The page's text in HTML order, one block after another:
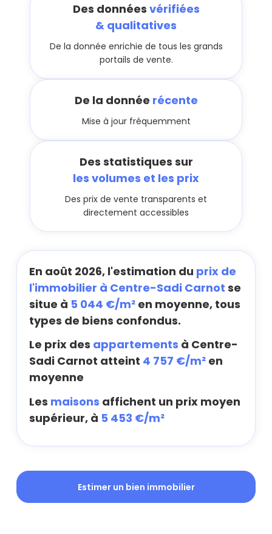
Des données vérifiées
& qualitatives
De la donnée enrichie de tous les grands
portails de vente.
De la donnée récente
Mise à jour fréquemment
Des statistiques sur
les volumes et les prix
Des prix de vente transparents et
directement accessibles
En août 2026, l'estimation du prix de
l'immobilier à Centre-Sadi Carnot se
situe à 5 044 €/m² en moyenne, tous
types de biens confondus.
Le prix des appartements à Centre-
Sadi Carnot atteint 4 757 €/m² en
moyenne
Les maisons affichent un prix moyen
supérieur, à 5 453 €/m²
Estimer un bien immobilier